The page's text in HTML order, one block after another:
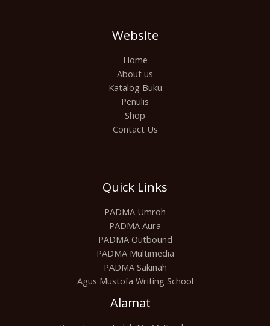
Website
Home
About us
Katalog Buku
Penulis
Shop
Contact Us
Quick Links
PADMA Umroh
PADMA Aura
PADMA Outbound
PADMA Multimedia
PADMA Sakinah
Agus Mustofa Writing School
Alamat